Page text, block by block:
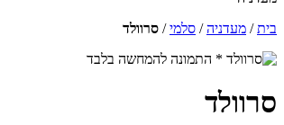
בית/ מעדניה/ סלמי/ סרוולד
* התמונה להמחשה בלבד
סרוולד